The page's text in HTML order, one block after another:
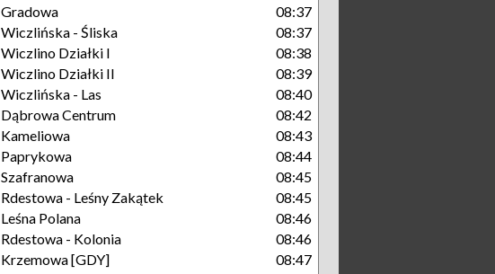
Gradowa
08:37
Wiczlińska - Śliska
08:37
Wiczlino Działki I
08:38
Wiczlino Działki II
08:39
Wiczlińska - Las
08:40
Dąbrowa Centrum
08:42
Kameliowa
08:43
Paprykowa
08:44
Szafranowa
08:45
Rdestowa - Leśny Zakątek
08:45
Leśna Polana
08:46
Rdestowa - Kolonia
08:46
Krzemowa [GDY]
08:47